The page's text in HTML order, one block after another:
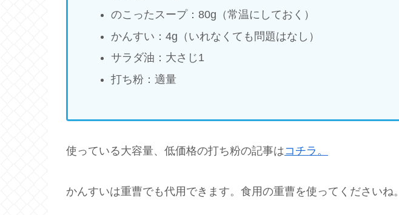
のこったスープ：80g（常温にしておく）
かんすい：4g（いれなくても問題はなし）
サラダ油：大さじ1
打ち粉：適量
使っている大容量、低価格の打ち粉の記事はコチラ。
かんすいは重曹でも代用できます。食用の重曹を使ってくださいね。